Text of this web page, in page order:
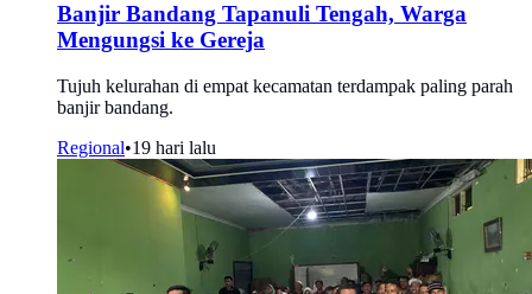
Banjir Bandang Tapanuli Tengah, Warga
Mengungsi ke Gereja
Tujuh kelurahan di empat kecamatan terdampak paling parah
banjir bandang.
Regional•19 hari lalu